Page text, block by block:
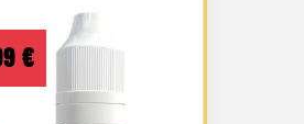
€
Plage
de